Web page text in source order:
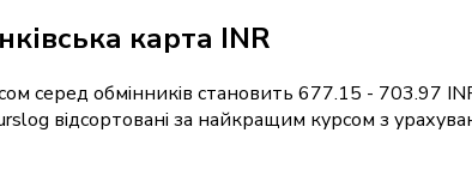
карта INR
серед обмінників становить 677.15 - 703.97
відсортовані за найкращим курсом з